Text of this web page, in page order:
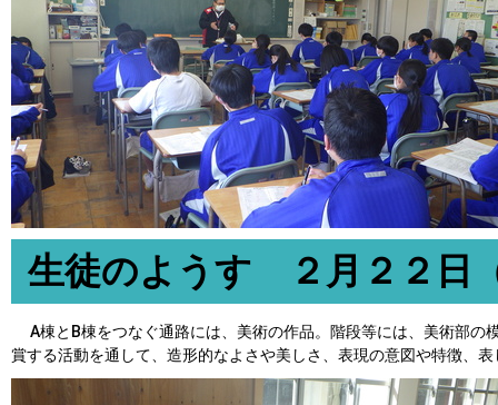
生徒のようす ２月２２日
A棟とB棟をつなぐ通路には、美術の作品。階段等には、美術部の
賞する活動を通して、造形的なよさや美しさ、表現の意図や特徴、